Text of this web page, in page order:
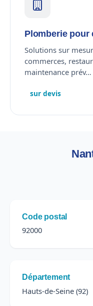
Plomberie pour
Solutions sur
commerces,
maintenance prév…
sur devis
Code postal
92000
Département
Hauts-de-Seine (92)